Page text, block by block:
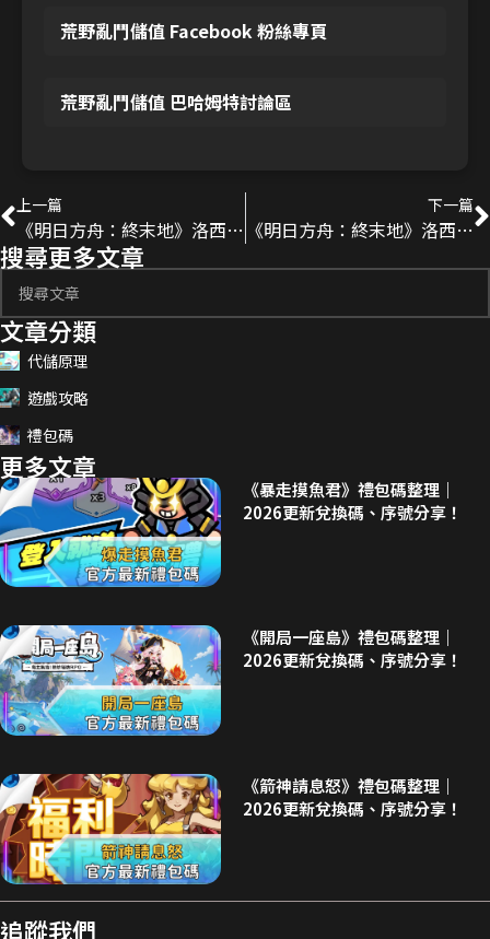
荒野亂鬥儲值 Facebook 粉絲專頁
荒野亂鬥儲值 巴哈姆特討論區
上一篇
《明日方舟：終末地》洛西培養素材整理｜晉升、專武、技能專精所需材料與取得方式
下一篇
《明日方舟：終末地》洛西技能情報｜專屬武器、潛能效果整理
搜尋更多文章
文章分類
代儲原理
遊戲攻略
禮包碼
更多文章
《暴走摸魚君》禮包碼整理｜
2026更新兌換碼、序號分享！
《開局一座島》禮包碼整理｜
2026更新兌換碼、序號分享！
《箭神請息怒》禮包碼整理｜
2026更新兌換碼、序號分享！
追蹤我們